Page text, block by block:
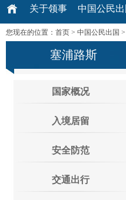
关于领事 中国公民出
您现在的位置： 首页 > 中国公民出国 >
塞浦路斯
国家概况
入境居留
安全防范
交通出行